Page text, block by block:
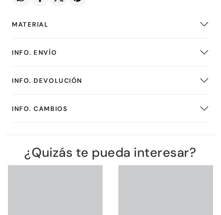
MATERIAL
INFO. ENVÍO
INFO. DEVOLUCIÓN
INFO. CAMBIOS
¿Quizás te pueda interesar?